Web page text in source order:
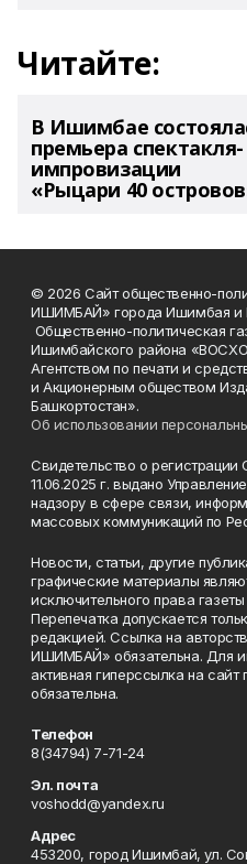
Читайте:
В Ишимбае
премьера спектакля-
импровизации
«Рыцари 40
© 2026 Сайт общественно-
ИШИМБАЙ» города Ишимбая и
Общественно-политическая
Ишимбайского района
Агентством по печати и
и Акционерным обществом
Башкортостан».
Об использовании
Свидетельство о
11.06.2025 г. выдано
надзору в сфере связи,
массовых коммуникаций по
Новости, статьи, другие
графические материалы
исключительного права
Перепечатка допускается
редакцией. Ссылка на
ИШИМБАЙ» обязательна. Для
активная гиперссылка на
обязательна.
Телефон
8(34794) 7-71-24
Эл. почта
voshodd@yandex.ru
Адрес
453200, город Ишимбай, ул.